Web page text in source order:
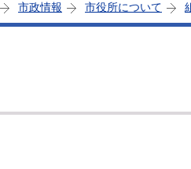
市政情報 市役所について